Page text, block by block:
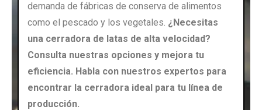
demanda de fábricas de conserva de alimentos
como el pescado y los vegetales. ¿Necesitas
una cerradora de latas de alta velocidad?
Consulta nuestras opciones y mejora tu
eficiencia. Habla con nuestros expertos para
encontrar la cerradora ideal para tu línea de
producción.